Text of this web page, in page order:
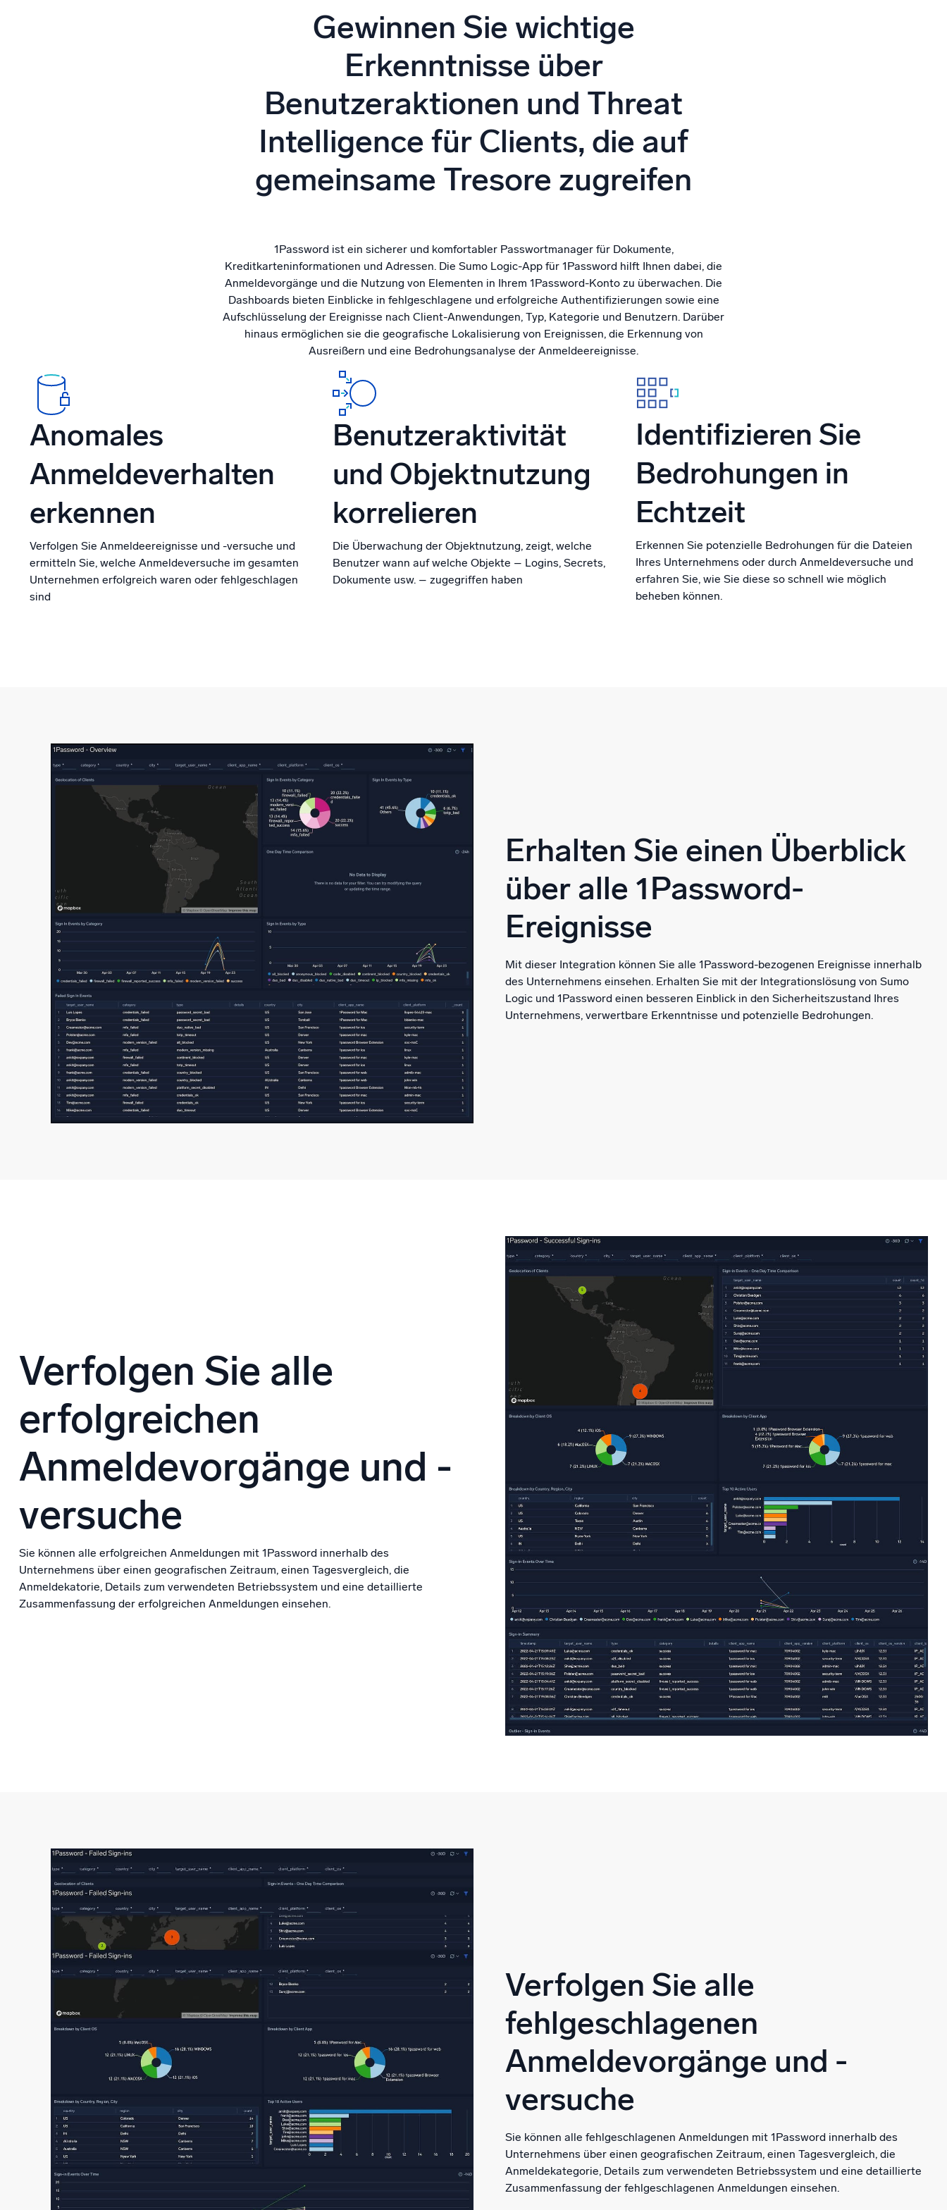
Leistungsstarke Integrationen Zertifizierungen
Gewinnen Sie wichtige
Erkenntnisse über
Benutzeraktionen und Threat
Intelligence für Clients, die auf
gemeinsame Tresore zugreifen
1Password ist ein sicherer und komfortabler Passwortmanager für Dokumente,
Kreditkarteninformationen und Adressen. Die Sumo Logic-App für 1Password hilft Ihnen dabei, die
Anmeldevorgänge und die Nutzung von Elementen in Ihrem 1Password-Konto zu überwachen. Die
Dashboards bieten Einblicke in fehlgeschlagene und erfolgreiche Authentifizierungen sowie eine
Aufschlüsselung der Ereignisse nach Client-Anwendungen, Typ, Kategorie und Benutzern. Darüber
hinaus ermöglichen sie die geografische Lokalisierung von Ereignissen, die Erkennung von
Ausreißern und eine Bedrohungsanalyse der Anmeldeereignisse.
Anomales
Anmeldeverhalten
erkennen
Verfolgen Sie Anmeldeereignisse und -versuche und
ermitteln Sie, welche Anmeldeversuche im gesamten
Unternehmen erfolgreich waren oder fehlgeschlagen
sind
Benutzeraktivität
und Objektnutzung
korrelieren
Die Überwachung der Objektnutzung, zeigt, welche
Benutzer wann auf welche Objekte – Logins, Secrets,
Dokumente usw. – zugegriffen haben
Identifizieren Sie
Bedrohungen in
Echtzeit
Erkennen Sie potenzielle Bedrohungen für die Dateien
Ihres Unternehmens oder durch Anmeldeversuche und
erfahren Sie, wie Sie diese so schnell wie möglich
beheben können.
Erhalten Sie einen Überblick
über alle 1Password-
Ereignisse
Mit dieser Integration können Sie alle 1Password-bezogenen Ereignisse innerhalb
des Unternehmens einsehen. Erhalten Sie mit der Integrationslösung von Sumo
Logic und 1Password einen besseren Einblick in den Sicherheitszustand Ihres
Unternehmens, verwertbare Erkenntnisse und potenzielle Bedrohungen.
Verfolgen Sie alle
erfolgreichen
Anmeldevorgänge und -
versuche
Sie können alle erfolgreichen Anmeldungen mit 1Password innerhalb des
Unternehmens über einen geografischen Zeitraum, einen Tagesvergleich, die
Anmeldekatorie, Details zum verwendeten Betriebssystem und eine detaillierte
Zusammenfassung der erfolgreichen Anmeldungen einsehen.
Verfolgen Sie alle
fehlgeschlagenen
Anmeldevorgänge und -
versuche
Sie können alle fehlgeschlagenen Anmeldungen mit 1Password innerhalb des
Unternehmens über einen geografischen Zeitraum, einen Tagesvergleich, die
Anmeldekategorie, Details zum verwendeten Betriebssystem und eine detaillierte
Zusammenfassung der fehlgeschlagenen Anmeldungen einsehen.